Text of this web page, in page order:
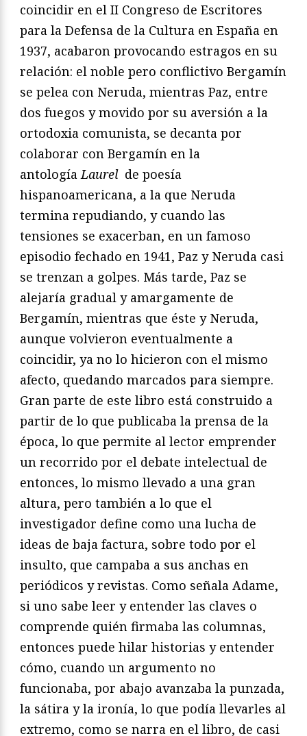
coincidir en el II Congreso de Escritores
para la Defensa de la Cultura en España en
1937, acabaron provocando estragos en su
relación: el noble pero conflictivo Bergamín
se pelea con Neruda, mientras Paz, entre
dos fuegos y movido por su aversión a la
ortodoxia comunista, se decanta por
colaborar con Bergamín en la
antologíaLaurel de poesía
hispanoamericana, a la que Neruda
termina repudiando, y cuando las
tensiones se exacerban, en un famoso
episodio fechado en 1941, Paz y Neruda casi
se trenzan a golpes. Más tarde, Paz se
alejaría gradual y amargamente de
Bergamín, mientras que éste y Neruda,
aunque volvieron eventualmente a
coincidir, ya no lo hicieron con el mismo
afecto, quedando marcados para siempre.
Gran parte de este libro está construido a
partir de lo que publicaba la prensa de la
época, lo que permite al lector emprender
un recorrido por el debate intelectual de
entonces, lo mismo llevado a una gran
altura, pero también a lo que el
investigador define como una lucha de
ideas de baja factura, sobre todo por el
insulto, que campaba a sus anchas en
periódicos y revistas. Como señala Adame,
si uno sabe leer y entender las claves o
comprende quién firmaba las columnas,
entonces puede hilar historias y entender
cómo, cuando un argumento no
funcionaba, por abajo avanzaba la punzada,
la sátira y la ironía, lo que podía llevarles al
extremo, como se narra en el libro, de casi